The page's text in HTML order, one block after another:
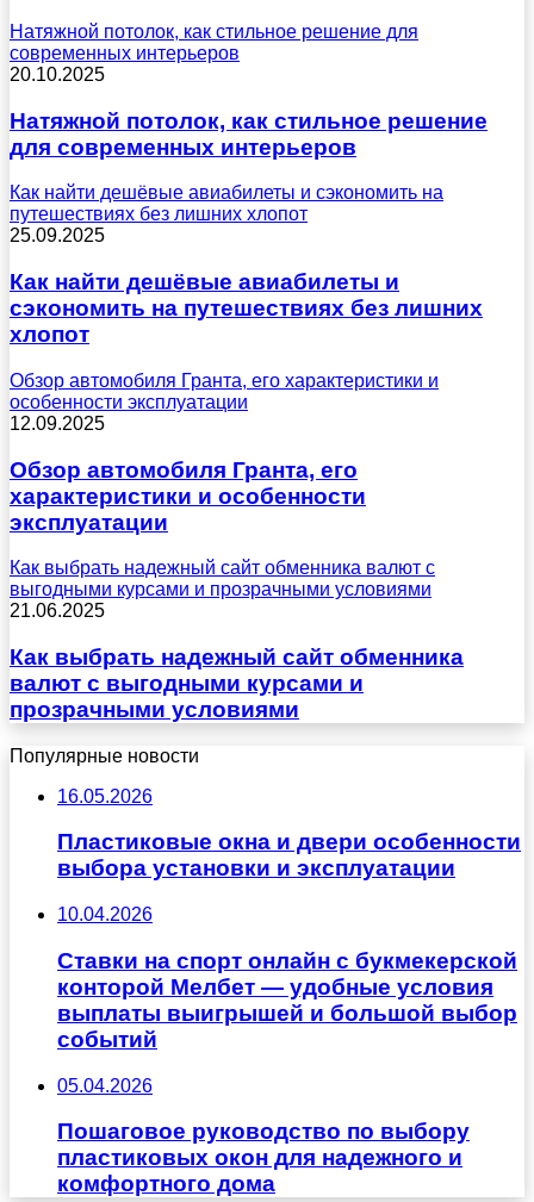
Натяжной потолок, как стильное решение для
современных интерьеров
20.10.2025
Натяжной потолок, как стильное решение
для современных интерьеров
Как найти дешёвые авиабилеты и сэкономить на
путешествиях без лишних хлопот
25.09.2025
Как найти дешёвые авиабилеты и
сэкономить на путешествиях без лишних
хлопот
Обзор автомобиля Гранта, его характеристики и
особенности эксплуатации
12.09.2025
Обзор автомобиля Гранта, его
характеристики и особенности
эксплуатации
Как выбрать надежный сайт обменника валют с
выгодными курсами и прозрачными условиями
21.06.2025
Как выбрать надежный сайт обменника
валют с выгодными курсами и
прозрачными условиями
Популярные новости
16.05.2026
Пластиковые окна и двери особенности
выбора установки и эксплуатации
10.04.2026
Ставки на спорт онлайн с букмекерской
конторой Мелбет — удобные условия
выплаты выигрышей и большой выбор
событий
05.04.2026
Пошаговое руководство по выбору
пластиковых окон для надежного и
комфортного дома